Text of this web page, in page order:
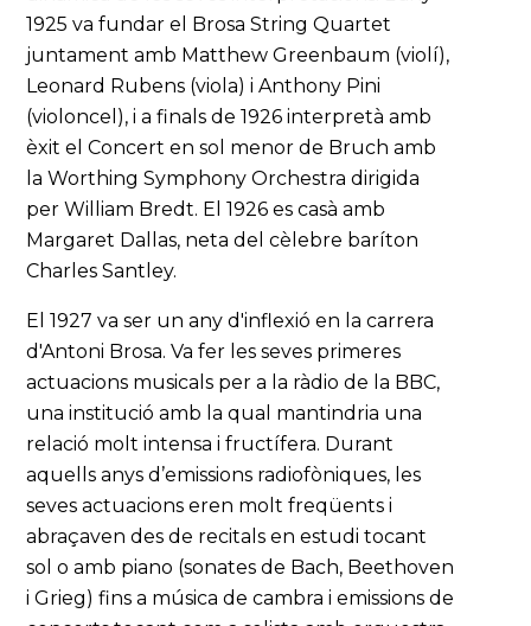
1925 va fundar el Brosa String Quartet
juntament amb Matthew Greenbaum (violí),
Leonard Rubens (viola) i Anthony Pini
(violoncel), i a finals de 1926 interpretà amb
èxit el Concert en sol menor de Bruch amb
la Worthing Symphony Orchestra dirigida
per William Bredt. El 1926 es casà amb
Margaret Dallas, neta del cèlebre baríton
Charles Santley.
El 1927 va ser un any d'inflexió en la carrera
d'Antoni Brosa. Va fer les seves primeres
actuacions musicals per a la ràdio de la BBC,
una institució amb la qual mantindria una
relació molt intensa i fructífera. Durant
aquells anys d’emissions radiofòniques, les
seves actuacions eren molt freqüents i
abraçaven des de recitals en estudi tocant
sol o amb piano (sonates de Bach, Beethoven
i Grieg) fins a música de cambra i emissions de